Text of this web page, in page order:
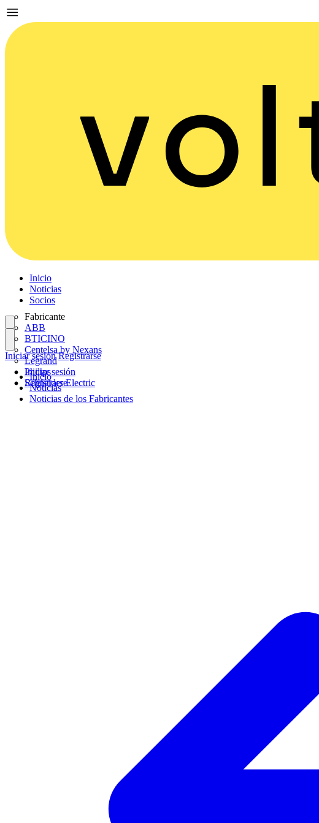
Inicio
Noticias
Socios
Fabricante
ABB
BTICINO
Centelsa by Nexans
Legrand
Philips
Schneider Electric
Iniciar sesión
Registrarse
Iniciar sesión Registrarse
Inicio
Noticias
Noticias de los Fabricantes